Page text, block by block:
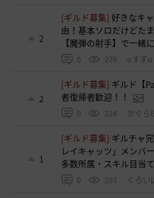
2
[ギルド募集]好きなキ
由！基本ソロだけどた
【魔弾の射手】で一緒
0 276 oすずo
2
[ギルド募集] ギルド【
者復帰者歓迎！！
0 324 かぐら
1
[ギルド募集] ギルチャ
レイキャッツ」メンバ
多数所属・スキル目当
0 293 くろい